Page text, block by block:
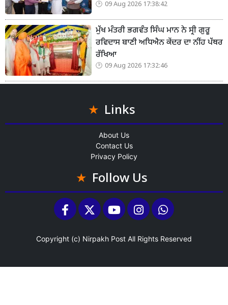
09 Aug 2026 17:38:42
ਮੁੱਖ ਮੰਤਰੀ ਭਗਵੰਤ ਸਿੰਘ ਮਾਨ ਨੇ ਸ੍ਰੀ ਗੁਰੂ
ਰਵਿਦਾਸ ਬਾਣੀ ਅਧਿਐਨ ਕੇਂਦਰ ਦਾ ਨੀਂਹ ਪੱਥਰ
ਰੱਖਿਆ
09 Aug 2026 17:32:46
Links
About Us
Contact Us
Privacy Policy
Follow Us
Copyright (c) Nirpakh Post All Rights Reserved